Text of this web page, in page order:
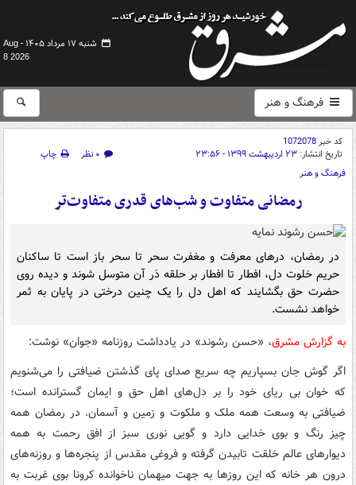
شنبه ۱۷ مرداد ۱۴۰۵ -
Aug
8 2026
فرهنگ و هنر
کد خبر1072078
تاریخ انتشار: ۲۳ اردیبهشت ۱۳۹۹ - ۲۳:۵۶ ۰ نظر
چاپ
فرهنگ و هنر
رمضانی متفاوت و شب‌های قدری متفاوت‌تر
در رمضان، درهای معرفت و مغفرت سحر تا سحر باز است تا ساکنان
حریم خلوت دل، افطار تا افطار بر حلقه دَر آن متوسل شوند و دیده روی
حضرت حق بگشایند که اهل دل را یک چنین درختی در پایان به ثمر
خواهد نشست.
به گزارش مشرق، «حسن رشوند» در یادداشت روزنامه «جوان» نوشت:
اگر گوش جان بسپاریم چه سریع صدای پای گذشتن ضیافتی را می‌شنویم
که خوان بی ریای خود را بر دل‌های اهل حق و ایمان گسترانده است؛
ضیافتی به وسعت همه ملک و ملکوت و زمین و آسمان. در رمضان همه
چیز رنگ و بوی خدایی دارد و گویی نوری سبز از افق رحمت به همه
دیوارهای عالم خلقت تابیدن گرفته و فروغی مقدس از پنجره‌ها و روزنه‌های
درون هر خانه که این روزها به جهت میهمان ناخوانده کرونا بوی غربت به